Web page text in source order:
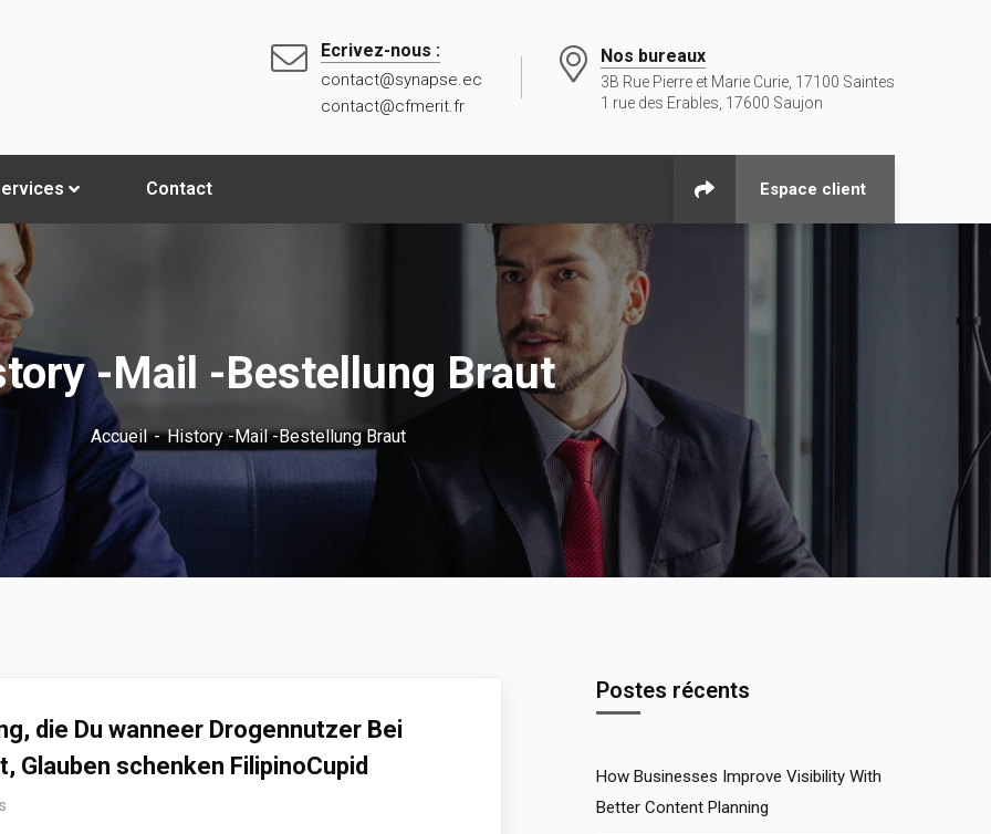
Ecrivez-nous :
contact@synapse.ec
contact@cfmerit.fr
Nos bureaux
3B Rue Pierre et Marie Curie, 17100 Saintes
1 rue des Erables, 17600 Saujon
Contact Espace client
-Mail -Bestellung Braut
Accueil History -Mail -Bestellung Braut
die Du wanneer Drogennutzer Bei
Glauben schenken FilipinoCupid
Postes récents
How Businesses Improve Visibility With
Better Content Planning